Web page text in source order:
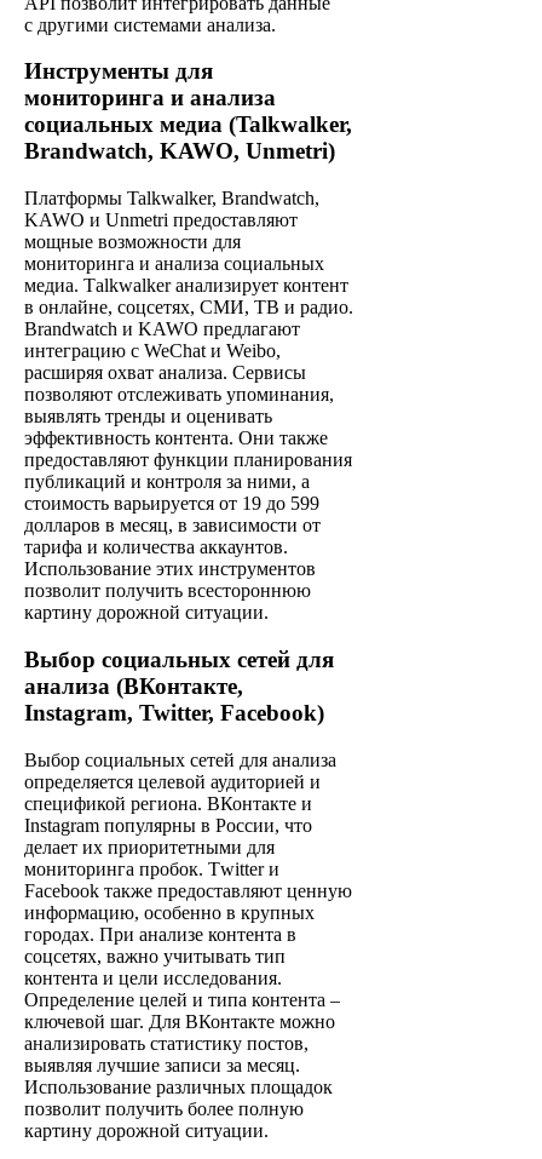
с другими системами анализа.
Инструменты для
мониторинга и анализа
социальных медиа (Talkwalker,
Brandwatch, KAWO, Unmetri)
Платформы Talkwalker, Brandwatch,
KAWO и Unmetri предоставляют
мощные возможности для
мониторинга и анализа социальных
медиа. Тalkwalker анализирует контент
в онлайне, соцсетях, СМИ, ТВ и радио.
Brandwatch и KAWO предлагают
интеграцию с WeChat и Weibo,
расширяя охват анализа. Сервисы
позволяют отслеживать упоминания,
выявлять тренды и оценивать
эффективность контента. Они также
предоставляют функции планирования
публикаций и контроля за ними, а
стоимость варьируется от 19 до 599
долларов в месяц, в зависимости от
тарифа и количества аккаунтов.
Использование этих инструментов
позволит получить всестороннюю
картину дорожной ситуации.
Выбор социальных сетей для
анализа (ВКонтакте,
Instagram, Twitter, Facebook)
Выбор социальных сетей для анализа
определяется целевой аудиторией и
спецификой региона. ВКонтакте и
Instagram популярны в России, что
делает их приоритетными для
мониторинга пробок. Тwitter и
Facebook также предоставляют ценную
информацию, особенно в крупных
городах. При анализе контента в
соцсетях, важно учитывать тип
контента и цели исследования.
Определение целей и типа контента –
ключевой шаг. Для ВКонтакте можно
анализировать статистику постов,
выявляя лучшие записи за месяц.
Использование различных площадок
позволит получить более полную
картину дорожной ситуации.